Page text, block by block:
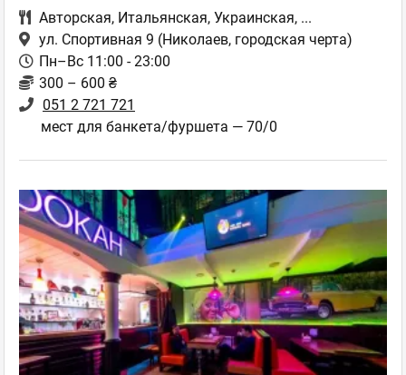
Авторская, Итальянская, Украинская, ...
ул. Спортивная 9 (Николаев, городская черта)
Пн–Вс 11:00 - 23:00
300 – 600 ₴
051 2 721 721
мест для банкета/фуршета — 70/0